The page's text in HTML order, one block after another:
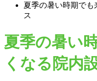
夏季の暑い時期で
ス
夏季の暑い
くなる院内